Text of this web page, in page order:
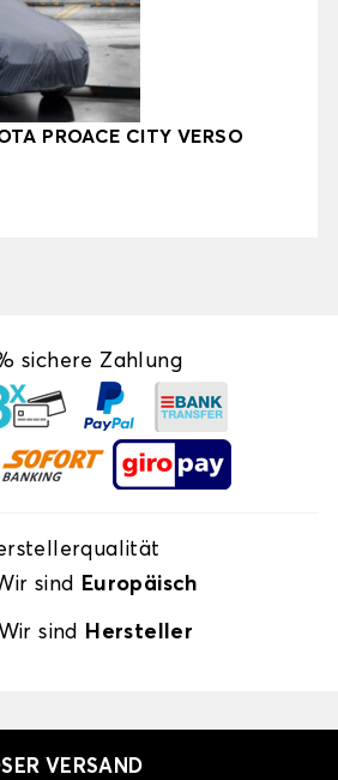
PROACE CITY VERSO
sichere Zahlung
sind
Europäisch
sind Hersteller
VERSAND